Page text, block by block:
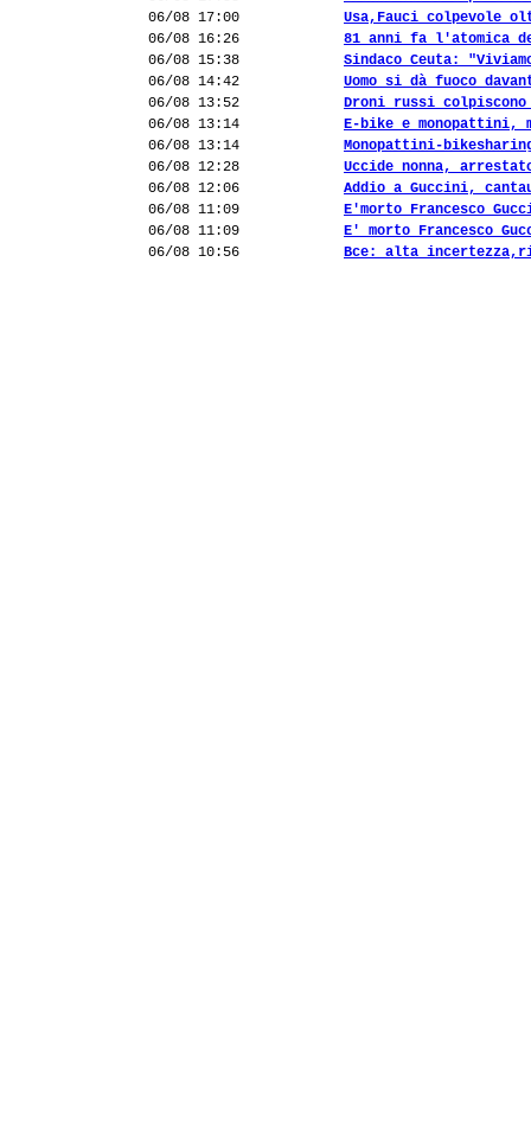
06/08 17:00
Usa,Fauci colpevole
06/08 16:26
81 anni fa l'atomica
06/08 15:38
Sindaco Ceuta:
06/08 14:42
Uomo si dà fuoco
06/08 13:52
Droni russi colpiscono
06/08 13:14
E-bike e monopattini,
06/08 13:14
Monopattini-
06/08 12:28
Uccide nonna,
06/08 12:06
Addio a Guccini,
06/08 11:09
E'morto Francesco
06/08 11:09
E' morto Francesco
06/08 10:56
Bce: alta